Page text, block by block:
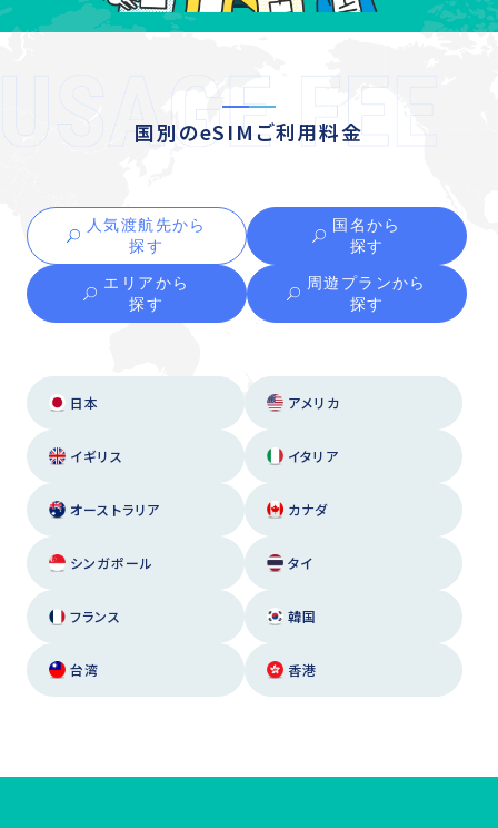
国別のeSIMご利用料金
人気渡航先から
探す
国名から
探す
エリアから
探す
周遊プランから
探す
日本 アメリカ
イギリス イタリア
オーストラリア カナダ
シンガポール タイ
フランス 韓国
台湾 香港